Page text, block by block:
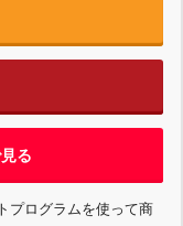
る
プログラムを使って商